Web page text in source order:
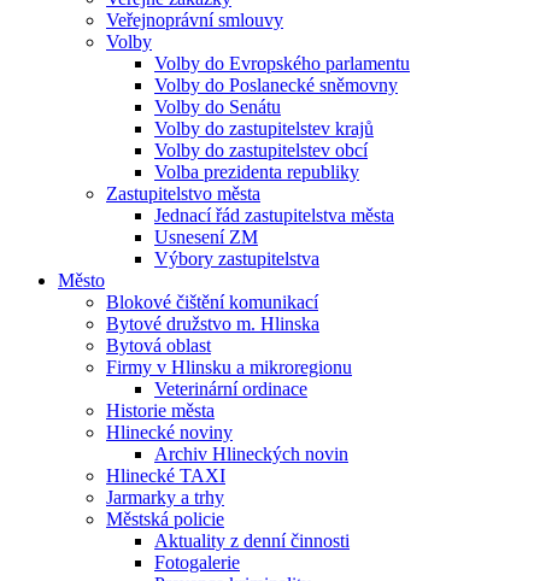
Veřejnoprávní smlouvy
Volby
Volby do Evropského parlamentu
Volby do Poslanecké sněmovny
Volby do Senátu
Volby do zastupitelstev krajů
Volby do zastupitelstev obcí
Volba prezidenta republiky
Zastupitelstvo města
Jednací řád zastupitelstva města
Usnesení ZM
Výbory zastupitelstva
Město
Blokové čištění komunikací
Bytové družstvo m. Hlinska
Bytová oblast
Firmy v Hlinsku a mikroregionu
Veterinární ordinace
Historie města
Hlinecké noviny
Archiv Hlineckých novin
Hlinecké TAXI
Jarmarky a trhy
Městská policie
Aktuality z denní činnosti
Fotogalerie